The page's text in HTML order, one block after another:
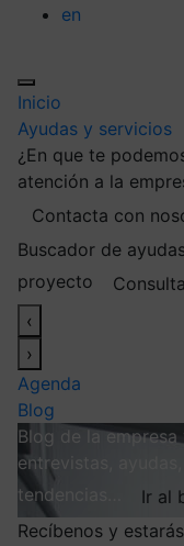
en
Inicio
Ayudas y servicios
¿En que te
atención a la
Contacta con
Buscador de
proyecto
‹
›
Agenda
Blog
Blog de la empresa
entrevistas,
tendencias…
Ir al
Recíbenos y